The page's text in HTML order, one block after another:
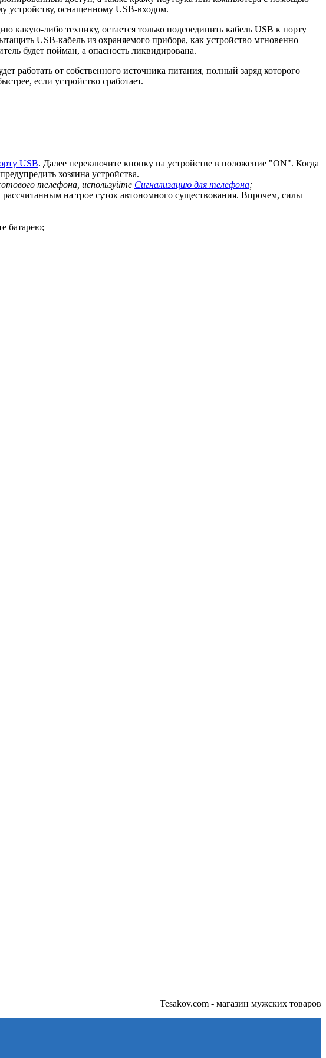
устройству, оснащенному USB-входом.
какую-либо технику, остается только подсоединить кабель USB к порту
USB-кабель из охраняемого прибора, как устройство мгновенно
будет пойман, а опасность ликвидирована.
работать от собственного источника питания, полный заряд которого
если устройство сработает.
USB. Далее переключите кнопку на устройстве в положение "ON". Когда
хозяина устройства.
телефона, используйте Сигнализацию для телефона;
на трое суток автономного существования. Впрочем, силы
батарею;
Tesakov.com - магазин мужских товаров